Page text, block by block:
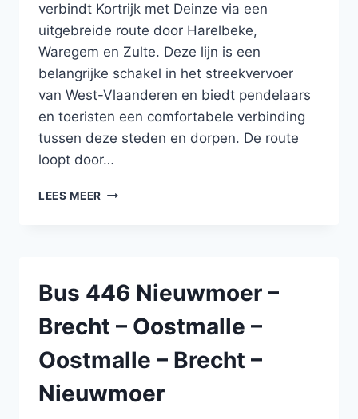
verbindt Kortrijk met Deinze via een
uitgebreide route door Harelbeke,
Waregem en Zulte. Deze lijn is een
belangrijke schakel in het streekvervoer
van West-Vlaanderen en biedt pendelaars
en toeristen een comfortabele verbinding
tussen deze steden en dorpen. De route
loopt door…
LEES MEER BUS
WAREGEM
ZULTE
DEINZE
DEINZE
Bus 446 Nieuwmoer –
Brecht – Oostmalle –
Oostmalle – Brecht –
Nieuwmoer